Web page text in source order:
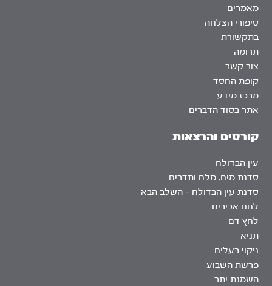
מאמרים
סיפורי הצלחה
בתקשורת
תרומה
צור קשר
קופת החסד
מרכז מידע
אתר בסוד הדברים
קורסים והרצאות
עין הבדולח
סדנת מים, מלח ותדרים
סדנת עין הבדולח – השלב הבא
לחם אבירים
לחץ דם
תניא
ניקוי רעלים
פרשת השבוע
השמנת יתר